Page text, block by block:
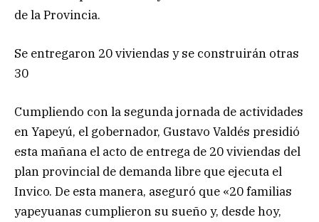
de la Provincia.
Se entregaron 20 viviendas y se construirán otras
30
Cumpliendo con la segunda jornada de actividades
en Yapeyú, el gobernador, Gustavo Valdés presidió
esta mañana el acto de entrega de 20 viviendas del
plan provincial de demanda libre que ejecuta el
Invico. De esta manera, aseguró que «20 familias
yapeyuanas cumplieron su sueño y, desde hoy,